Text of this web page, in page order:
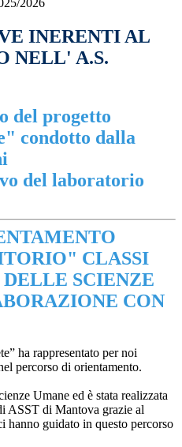
2026
INERENTI AL
NELL' A.S.
del progetto
condotto dalla
CLASSI
DELLE SCIENZE
CON
ha rappresentato per noi
percorso di orientamento.
Umane ed è stata realizzata
ASST di Mantova grazie al
hanno guidato in questo percorso